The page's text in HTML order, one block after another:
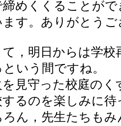
締めくくることが
ます。ありがとう
，明日からは学校
いう間ですね。
を見守った校庭の
するのを楽しみに
ろん，先生たちも